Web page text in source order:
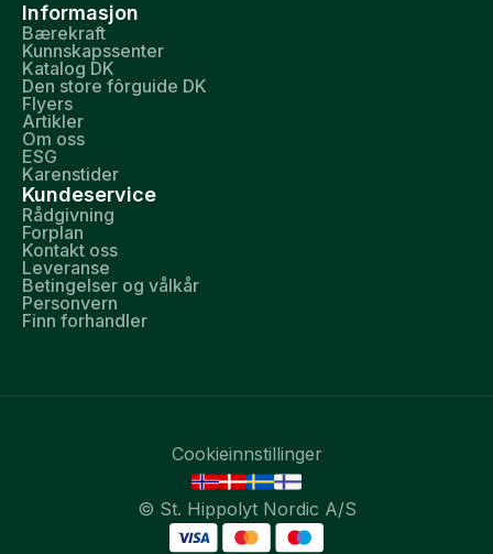
Informasjon
Bærekraft
Kunnskapssenter
Katalog DK
Den store fôrguide DK
Flyers
Artikler
Om oss
ESG
Karenstider
Kundeservice
Rådgivning
Forplan
Kontakt oss
Leveranse
Betingelser og vålkår
Personvern
Finn forhandler
© St. Hippolyt Nordic A/S
Cookieinnstillinger